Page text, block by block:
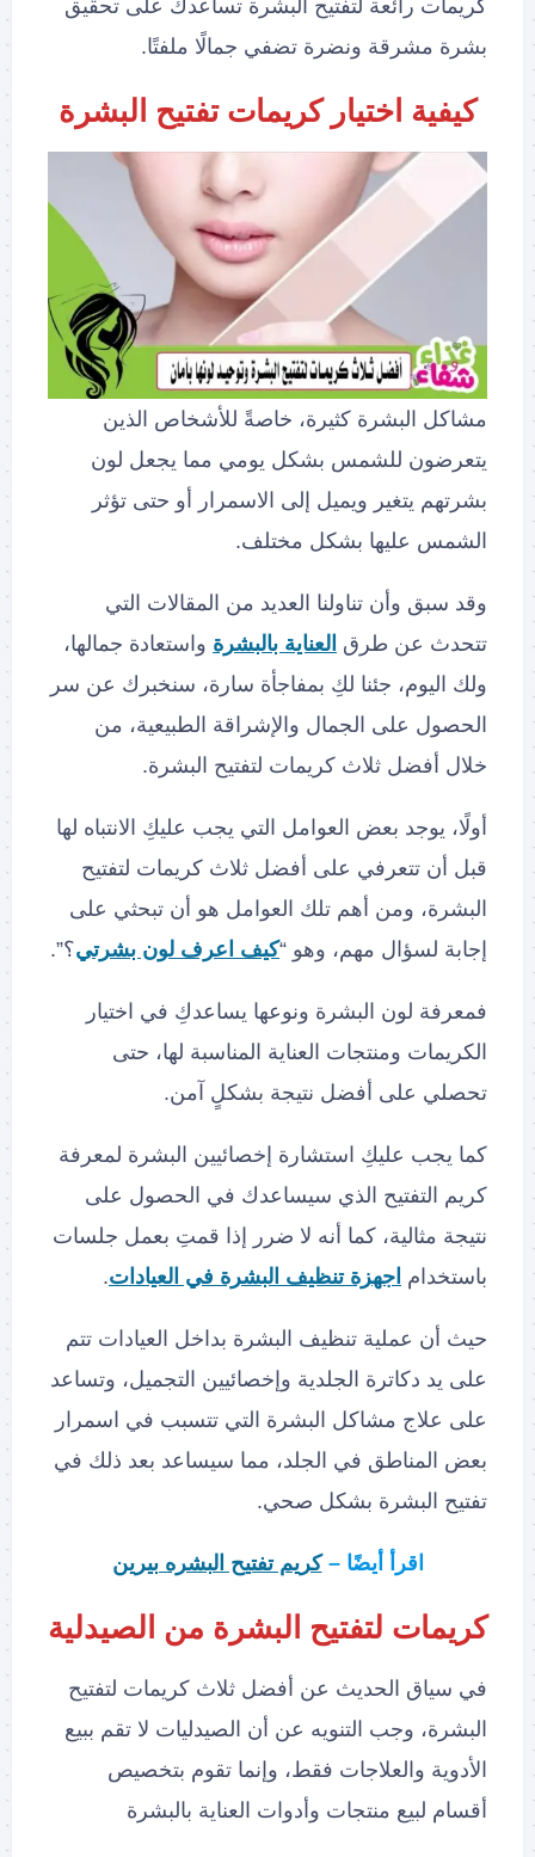
كريمات رائعة لتفتيح البشرة تساعدك على تحقيق
بشرة مشرقة ونضرة تضفي جمالًا ملفتًا.
كيفية اختيار كريمات تفتيح البشرة
مشاكل البشرة كثيرة، خاصةً للأشخاص الذين
يتعرضون للشمس بشكل يومي مما يجعل لون
بشرتهم يتغير ويميل إلى الاسمرار أو حتى تؤثر
الشمس عليها بشكل مختلف.
وقد سبق وأن تناولنا العديد من المقالات التي
تتحدث عن طرق العناية بالبشرة واستعادة جمالها،
ولك اليوم، جئنا لكِ بمفاجأة سارة، سنخبرك عن سر
الحصول على الجمال والإشراقة الطبيعية، من
خلال أفضل ثلاث كريمات لتفتيح البشرة.
أولًا، يوجد بعض العوامل التي يجب عليكِ الانتباه لها
قبل أن تتعرفي على أفضل ثلاث كريمات لتفتيح
البشرة، ومن أهم تلك العوامل هو أن تبحثي على
إجابة لسؤال مهم، وهو “كيف اعرف لون بشرتي؟”.
فمعرفة لون البشرة ونوعها يساعدكِ في اختيار
الكريمات ومنتجات العناية المناسبة لها، حتى
تحصلي على أفضل نتيجة بشكلٍ آمن.
كما يجب عليكِ استشارة إخصائيين البشرة لمعرفة
كريم التفتيح الذي سيساعدك في الحصول على
نتيجة مثالية، كما أنه لا ضرر إذا قمتِ بعمل جلسات
باستخدام اجهزة تنظيف البشرة في العيادات.
حيث أن عملية تنظيف البشرة بداخل العيادات تتم
على يد دكاترة الجلدية وإخصائيين التجميل، وتساعد
على علاج مشاكل البشرة التي تتسبب في اسمرار
بعض المناطق في الجلد، مما سيساعد بعد ذلك في
تفتيح البشرة بشكل صحي.
اقرأ أيضًا –كريم تفتيح البشره بيرين
كريمات لتفتيح البشرة من الصيدلية
في سياق الحديث عن أفضل ثلاث كريمات لتفتيح
البشرة، وجب التنويه عن أن الصيدليات لا تقم ببيع
الأدوية والعلاجات فقط، وإنما تقوم بتخصيص
أقسام لبيع منتجات وأدوات العناية بالبشرة